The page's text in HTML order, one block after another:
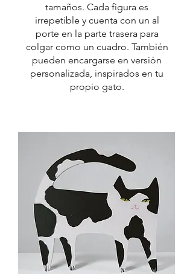
tamaños. Cada figura es
irrepetible y cuenta con un al
porte en la parte trasera para
colgar como un cuadro. También
pueden encargarse en versión
personalizada, inspirados en tu
propio gato.